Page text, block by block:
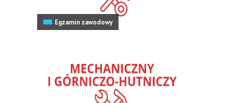
Egzamin zawodowy